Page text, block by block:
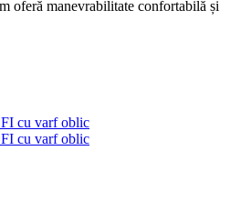
oferă manevrabilitate confortabilă și